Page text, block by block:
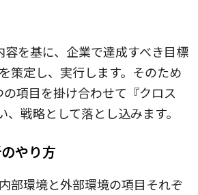
を基に、企業で達成すべき目標
策定し、実行します。そのため
項目を掛け合わせて『クロス
、戦略として落とし込みます。
やり方
部環境と外部環境の項目それぞ